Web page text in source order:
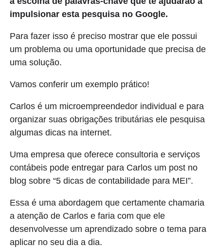
impulsionar esta pesquisa no Google.
Para fazer isso é preciso mostrar que ele possui
um problema ou uma oportunidade que precisa de
uma solução.
Vamos conferir um exemplo prático!
Carlos é um microempreendedor individual e para
organizar suas obrigações tributárias ele pesquisa
algumas dicas na internet.
Uma empresa que oferece consultoria e serviços
contábeis pode entregar para Carlos um post no
blog sobre “5 dicas de contabilidade para MEI”.
Essa é uma abordagem que certamente chamaria
a atenção de Carlos e faria com que ele
desenvolvesse um aprendizado sobre o tema para
aplicar no seu dia a dia.